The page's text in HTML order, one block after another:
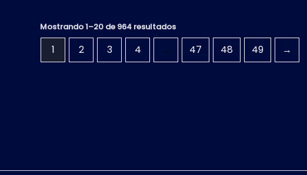
Mostrando 1–20 de 964 resultados
1 2 3 4 … 47 48 49 →